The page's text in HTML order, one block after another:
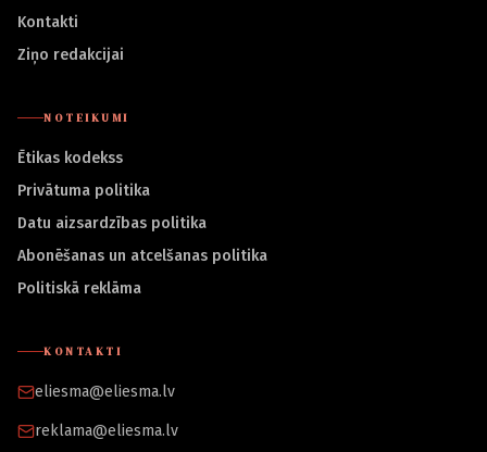
Kontakti
Ziņo redakcijai
NOTEIKUMI
Ētikas kodekss
Privātuma politika
Datu aizsardzības politika
Abonēšanas un atcelšanas politika
Politiskā reklāma
KONTAKTI
eliesma@eliesma.lv
reklama@eliesma.lv